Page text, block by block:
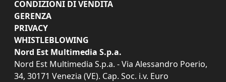
CONDIZIONI DI VENDITA
GERENZA
PRIVACY
WHISTLEBLOWING
Nord Est Multimedia S.p.a.
Nord Est Multimedia S.p.a. - Via Alessandro Poerio,
34, 30171 Venezia (VE). Cap. Soc. i.v. Euro